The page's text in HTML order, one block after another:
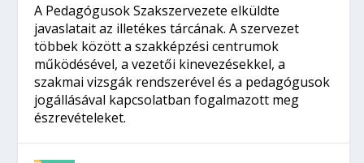
A Pedagógusok Szakszervezete elküldte
javaslatait az illetékes tárcának. A szervezet
többek között a szakképzési centrumok
működésével, a vezetői kinevezésekkel, a
szakmai vizsgák rendszerével és a pedagógusok
jogállásával kapcsolatban fogalmazott meg
észrevételeket.